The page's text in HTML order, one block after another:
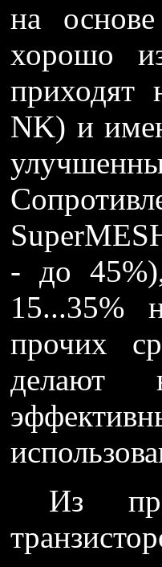
на
хорошо
приходят
NK) и
- до
15...35%
прочих
делают
Из